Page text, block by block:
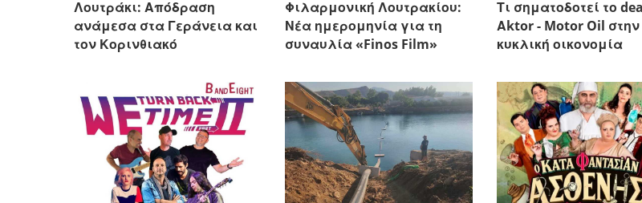
Λουτράκι: Απόδραση
ανάμεσα στα Γεράνεια και
τον Κορινθιακό
Φιλαρμονική Λουτρακίου:
Νέα ημερομηνία για τη
συναυλία «Finos Film»
Τι σηματοδοτεί το
Αktor - Motor Oil στην
κυκλική οικονομία